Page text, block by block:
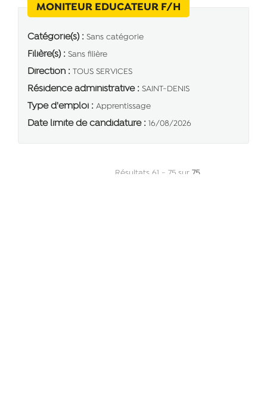
MONITEUR EDUCATEUR F/H
Catégorie(s) : Sans catégorie
Filière(s) : Sans filière
Direction : TOUS SERVICES
Résidence administrative : SAINT-DENIS
Type d'emploi : Apprentissage
Date limite de candidature : 16/08/2026
Résultats 61 - 75 sur 75